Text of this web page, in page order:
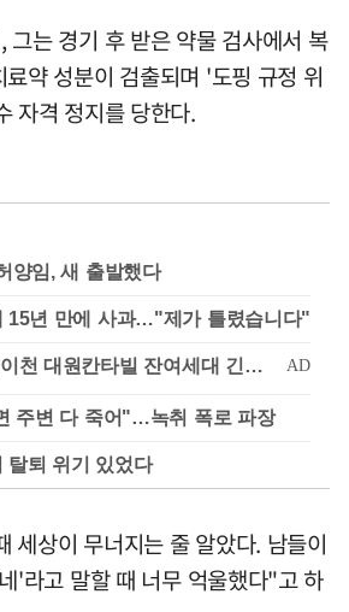
그는 경기 후 받은 약물 검사에서 복
약 성분이 검출되며 '도핑 규정 위
자격 정지를 당한다.
양임, 새 출발했다
15년 만에 사과…"제가 틀렸습니다"
주변 다 죽어"…녹취 폭로 파장
탈퇴 위기 있었다
세상이 무너지는 줄 알았다. 남들이
'라고 말할 때 너무 억울했다"고 하